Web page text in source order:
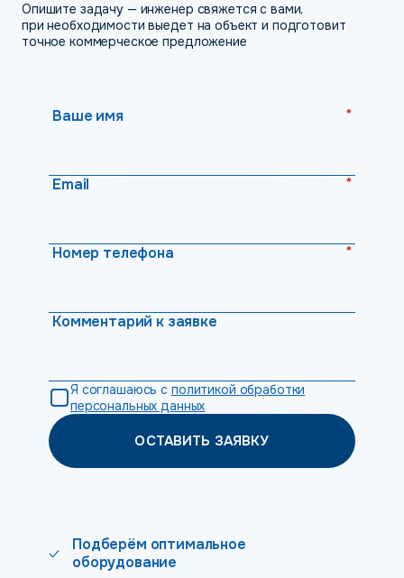
Опишите задачу — инженер свяжется с вами,
при необходимости выедет на объект и подготовит
точное коммерческое предложение
Ваше имя *
Email *
Номер телефона *
Комментарий к заявке
Я соглашаюсь с политикой обработки
персональных данных
ОСТАВИТЬ ЗАЯВКУ
Подберём оптимальное
оборудование